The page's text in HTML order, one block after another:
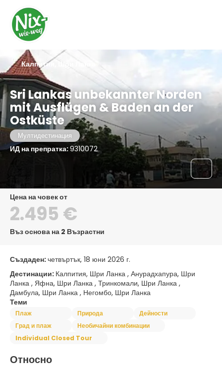
Sri Lankas unbekannter Norden
mit Ausflügen & Baden an der
Ostküste
Мултидестинация
ИД на препратка:9310072
Калпития, Шри Ланка
цена на човек от
2.495 €
Въз основа на 2 Възрастни
Създаден:четвъртък, 18 юни 2026 г.
Дестинации: Калпития, Шри Ланка , Анурадхапура, Шри
Ланка , Яфна, Шри Ланка , Тринкомали, Шри Ланка ,
Дамбула, Шри Ланка , Негомбо, Шри Ланка
Теми
Плаж Природа
Дейности
Град и плаж
Необичайни комбинации
Individual Closed Tour
Относно